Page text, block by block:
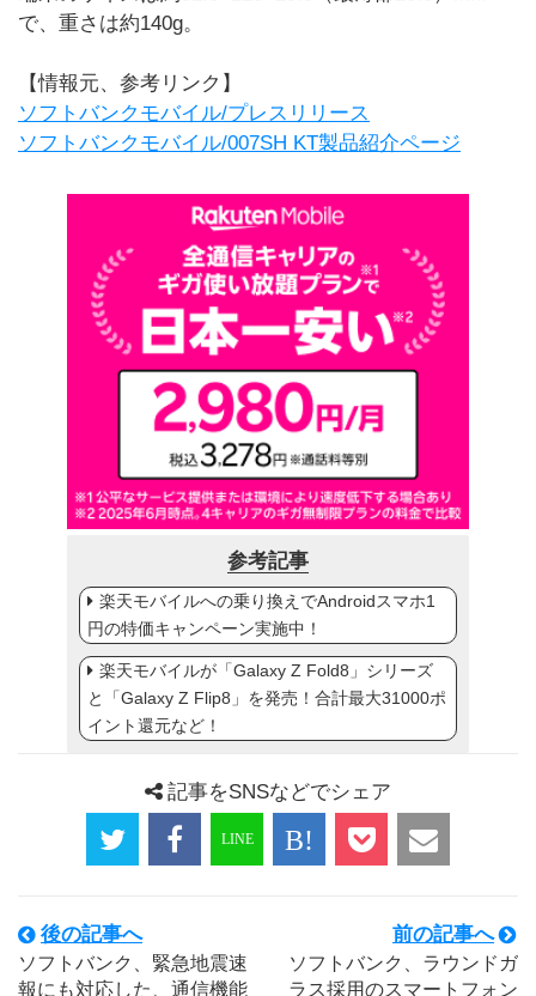
で、重さは約140g。
【情報元、参考リンク】
ソフトバンクモバイル/プレスリリース
ソフトバンクモバイル/007SH KT製品紹介ページ
参考記事
楽天モバイルへの乗り換えでAndroidスマホ1
円の特価キャンペーン実施中！
楽天モバイルが「Galaxy Z Fold8」シリーズ
と「Galaxy Z Flip8」を発売！合計最大31000ポ
イント還元など！
記事をSNSなどでシェア
後の記事へ
ソフトバンク、緊急地震速
報にも対応した、通信機能
前の記事へ
ソフトバンク、ラウンドガ
ラス採用のスマートフォン